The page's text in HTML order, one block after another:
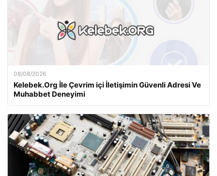
08/08/2026
Kelebek.Org İle Çevrim içi İletişimin Güvenli Adresi Ve
Muhabbet Deneyimi